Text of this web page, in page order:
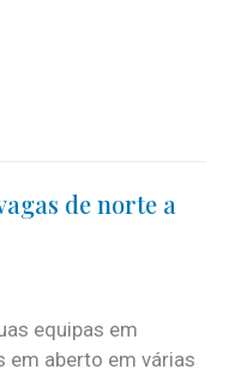
de norte a
equipas em
em aberto em várias